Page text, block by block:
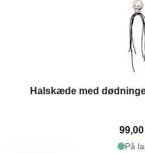
Halskæde med
På